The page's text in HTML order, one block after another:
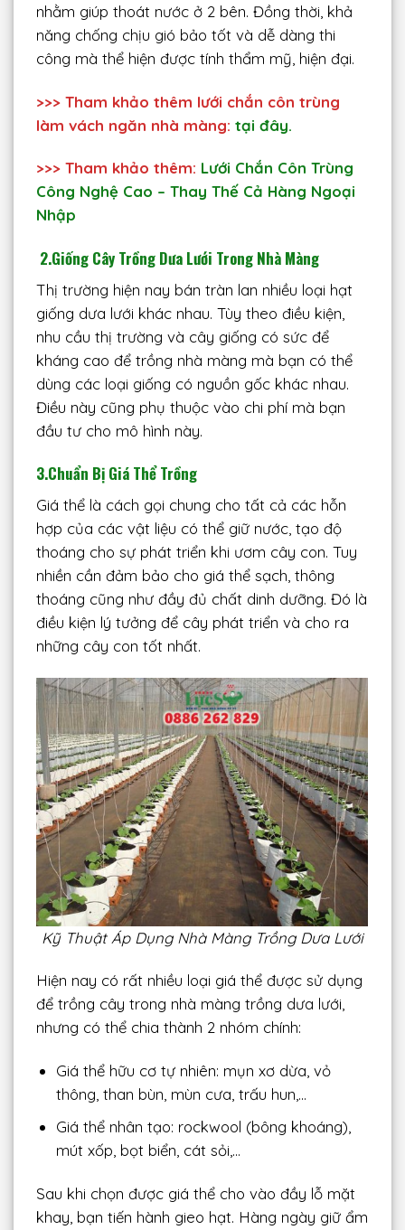
nhằm giúp thoát nước ở 2 bên. Đồng thời, khả
năng chống chịu gió bảo tốt và dễ dàng thi
công mà thể hiện được tính thẩm mỹ, hiện đại.
>>> Tham khảo thêm lưới chắn côn trùng
làm vách ngăn nhà màng:tại đây.
>>> Tham khảo thêm: Lưới Chắn Côn Trùng
Công Nghệ Cao – Thay Thế Cả Hàng Ngoại
Nhập
2.Giống Cây Trồng Dưa Lưới Trong Nhà Màng
Thị trường hiện nay bán tràn lan nhiều loại hạt
giống dưa lưới khác nhau. Tùy theo điều kiện,
nhu cầu thị trường và cây giống có sức để
kháng cao để trồng nhà màng mà bạn có thể
dùng các loại giống có nguồn gốc khác nhau.
Điều này cũng phụ thuộc vào chi phí mà bạn
đầu tư cho mô hình này.
3.Chuẩn Bị Giá Thể Trồng
Giá thể là cách gọi chung cho tất cả các hỗn
hợp của các vật liệu có thể giữ nước, tạo độ
thoáng cho sự phát triển khi ươm cây con. Tuy
nhiền cần đảm bảo cho giá thể sạch, thông
thoáng cũng như đầy đủ chất dinh dưỡng. Đó là
điều kiện lý tưởng để cây phát triển và cho ra
những cây con tốt nhất.
Kỹ Thuật Áp Dụng Nhà Màng Trồng Dưa Lưới
Hiện nay có rất nhiều loại giá thể được sử dụng
để trồng cây trong nhà màng trồng dưa lưới,
nhưng có thể chia thành 2 nhóm chính:
Giá thể hữu cơ tự nhiên: mụn xơ dừa, vỏ
thông, than bùn, mùn cưa, trấu hun,…
Giá thể nhân tạo: rockwool (bông khoáng),
mút xốp, bọt biển, cát sỏi,…
Sau khi chọn được giá thể cho vào đầy lỗ mặt
khay, bạn tiến hành gieo hạt. Hàng ngày giữ ẩm